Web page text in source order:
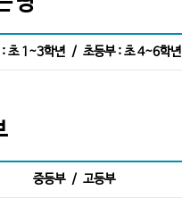
: 초 1~3학년 / 초등부 : 초 4~6학년
중등부 / 고등부